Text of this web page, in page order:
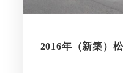
2016年（新築）